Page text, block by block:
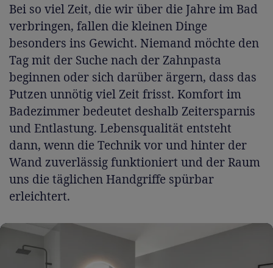
Bei so viel Zeit, die wir über die Jahre im Bad
verbringen, fallen die kleinen Dinge
besonders ins Gewicht. Niemand möchte den
Tag mit der Suche nach der Zahnpasta
beginnen oder sich darüber ärgern, dass das
Putzen unnötig viel Zeit frisst. Komfort im
Badezimmer bedeutet deshalb Zeitersparnis
und Entlastung. Lebensqualität entsteht
dann, wenn die Technik vor und hinter der
Wand zuverlässig funktioniert und der Raum
uns die täglichen Handgriffe spürbar
erleichtert.